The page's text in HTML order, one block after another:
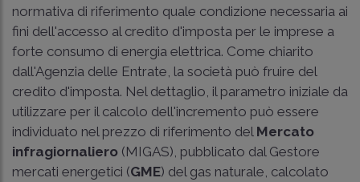
normativa di riferimento quale condizione necessaria ai
fini dell'accesso al credito d'imposta per le imprese a
forte consumo di energia elettrica. Come chiarito
dall'Agenzia delle Entrate, la società può fruire del
credito d'imposta. Nel dettaglio, il parametro iniziale da
utilizzare per il calcolo dell'incremento può essere
individuato nel prezzo di riferimento del Mercato
infragiornaliero (MI­GAS), pubblicato dal Gestore
mercati energetici (GME) del gas naturale, calcolato